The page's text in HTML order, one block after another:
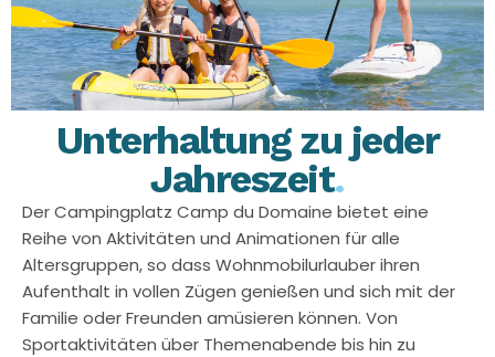
Unterhaltung zu jeder
Jahreszeit.
Der Campingplatz Camp du Domaine bietet eine
Reihe von Aktivitäten und Animationen für alle
Altersgruppen, so dass Wohnmobilurlauber ihren
Aufenthalt in vollen Zügen genießen und sich mit der
Familie oder Freunden amüsieren können. Von
Sportaktivitäten über Themenabende bis hin zu